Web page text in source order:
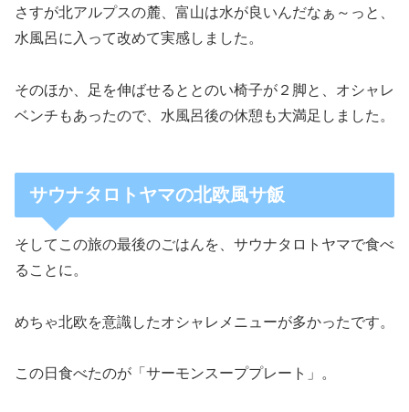
さすが北アルプスの麓、富山は水が良いんだなぁ～っと、
水風呂に入って改めて実感しました。
そのほか、足を伸ばせるととのい椅子が２脚と、オシャレ
ベンチもあったので、水風呂後の休憩も大満足しました。
サウナタロトヤマの北欧風サ飯
そしてこの旅の最後のごはんを、サウナタロトヤマで食べ
ることに。
めちゃ北欧を意識したオシャレメニューが多かったです。
この日食べたのが「サーモンスーププレート」。